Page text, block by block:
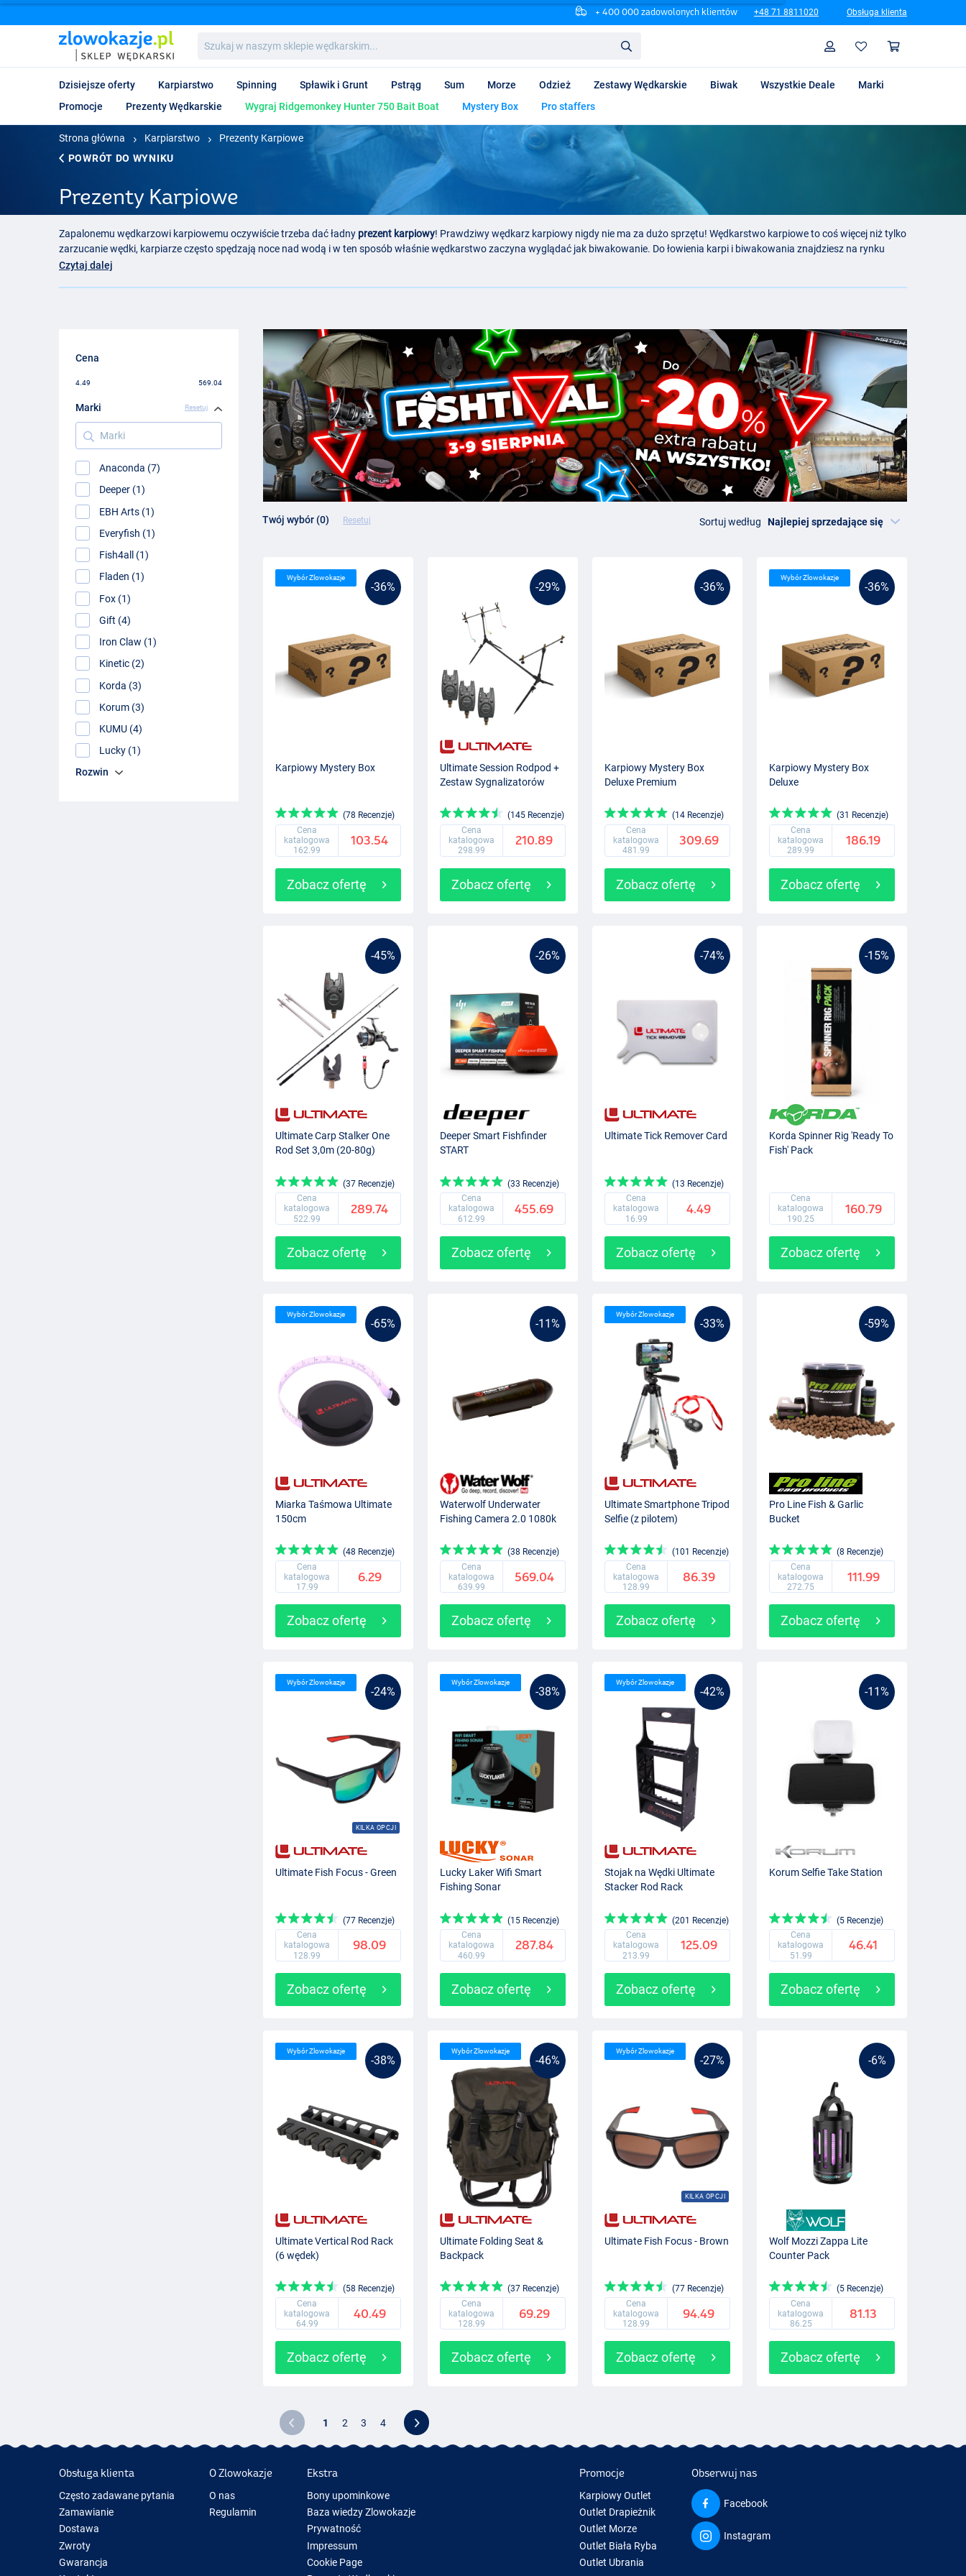
+ 400 000 zadowolonych klientów +48 71 8811020 Obsługa klienta
w
naszym
wędkarskim...
Profil
Dzisiejsze oferty Karpiarstwo Spinning Spławik i Grunt Pstrąg Sum Morze Odzież Zestawy Wędkarskie Biwak Wszystkie Deale
Marki
Promocje
Prezenty Wędkarskie Wygraj Ridgemonkey Hunter 750 Bait Boat Mystery Box Pro staffers
Strona główna Karpiarstwo
Prezenty Karpiowe
POWRÓT DO WYNIKU
Prezenty Karpiowe
Zapalonemu wędkarzowi karpiowemu oczywiście trzeba dać ładny prezent karpiowy! Prawdziwy wędkarz karpiowy nigdy nie ma za dużo sprzętu! Wędkarstwo karpiowe to coś więcej niż tylko
zarzucanie wędki, karpiarze często spędzają noce nad wodą i w ten sposób właśnie wędkarstwo zaczyna wyglądać jak biwakowanie. Do łowienia karpi i biwakowania znajdziesz na rynku
wiele przydatnych akcesoriów i gadżetów.
Gadżety karpiowe
Karpiarz zabiera na łowisko sporo sprzętu. Każdy karpiarz chce biwakować w jak najbardziej komfortowy sposób. Dobre prezenty karpiowe to na przykład takie produkty jak przybory
kuchenne, oświetlenie namiotu lub ładny kombinezon wędkarski. Więc szukasz dla niego miłego prezentu, na przykład na urodziny, dzień ojca, Boże Narodzenie czy św. Mikołaja? Pomyśl więc
o prezencie wędkarskim!
Czytaj dalej
Cena
4.49 569.04
Marki Resetuj
Marki
Anaconda (7)
Deeper (1)
EBH Arts (1)
Everyfish (1)
Fish4all (1)
Fladen (1)
Fox (1)
Gift (4)
Iron Claw (1)
Kinetic (2)
Korda (3)
Korum (3)
KUMU (4)
Lucky (1)
Rozwin
Twój wybór (0) Resetuj Sortuj według
-36%
Wybór Zlowokazje
Karpiowy Mystery Box
(78 Recenzje)
Cena
katalogowa
162.99
103.54
Zobacz ofertę
-29%
Ultimate Session Rodpod +
Zestaw Sygnalizatorów
(145 Recenzje)
Cena
katalogowa
298.99
210.89
Zobacz ofertę
-36%
Karpiowy Mystery Box
Deluxe Premium
(14 Recenzje)
Cena
katalogowa
481.99
309.69
Zobacz ofertę
-36%
Wybór Zlowokazje
Karpiowy Mystery Box
Deluxe
(31 Recenzje)
Cena
katalogowa
289.99
186.19
Zobacz ofertę
-45%
Ultimate Carp Stalker One
Rod Set 3,0m (20-80g)
(37 Recenzje)
Cena
katalogowa
522.99
289.74
Zobacz ofertę
-26%
Deeper Smart Fishfinder
START
(33 Recenzje)
Cena
katalogowa
612.99
455.69
Zobacz ofertę
-74%
Ultimate Tick Remover Card
(13 Recenzje)
Cena
katalogowa
16.99
4.49
Zobacz ofertę
-15%
Korda Spinner Rig 'Ready To
Fish' Pack
Cena
katalogowa
190.25
160.79
Zobacz ofertę
-65%
Wybór Zlowokazje
Miarka Taśmowa Ultimate
150cm
(48 Recenzje)
Cena
katalogowa
17.99
6.29
Zobacz ofertę
-11%
Waterwolf Underwater
Fishing Camera 2.0 1080k
(38 Recenzje)
Cena
katalogowa
639.99
569.04
Zobacz ofertę
-33%
Wybór Zlowokazje
Ultimate Smartphone Tripod
Selfie (z pilotem)
(101 Recenzje)
Cena
katalogowa
128.99
86.39
Zobacz ofertę
-59%
Pro Line Fish & Garlic
Bucket
(8 Recenzje)
Cena
katalogowa
272.75
111.99
Zobacz ofertę
-24%
KILKA OPCJI
Wybór Zlowokazje
Ultimate Fish Focus - Green
(77 Recenzje)
Cena
katalogowa
128.99
98.09
Zobacz ofertę
-38%
Wybór Zlowokazje
Lucky Laker Wifi Smart
Fishing Sonar
(15 Recenzje)
Cena
katalogowa
460.99
287.84
Zobacz ofertę
-42%
Wybór Zlowokazje
Stojak na Wędki Ultimate
Stacker Rod Rack
(201 Recenzje)
Cena
katalogowa
213.99
125.09
Zobacz ofertę
-11%
Korum Selfie Take Station
(5 Recenzje)
Cena
katalogowa
51.99
46.41
Zobacz ofertę
-38%
Wybór Zlowokazje
Ultimate Vertical Rod Rack
(6 wędek)
(58 Recenzje)
Cena
katalogowa
64.99
40.49
Zobacz ofertę
-46%
Wybór Zlowokazje
Ultimate Folding Seat &
Backpack
(37 Recenzje)
Cena
katalogowa
128.99
69.29
Zobacz ofertę
-27%
KILKA OPCJI
Wybór Zlowokazje
Ultimate Fish Focus - Brown
(77 Recenzje)
Cena
katalogowa
128.99
94.49
Zobacz ofertę
-6%
Wolf Mozzi Zappa Lite
Counter Pack
(5 Recenzje)
Cena
katalogowa
86.25
81.13
Zobacz ofertę
1 2 3 4
Obsługa klienta
Często zadawane pytania
Zamawianie
Dostawa
Zwroty
Gwarancja
O Zlowokazje
O nas
Regulamin
Ekstra
Bony upominkowe
Baza wiedzy Zlowokazje
Prywatność
Impressum
Cookie Page
Promocje
Karpiowy Outlet
Outlet Drapieżnik
Outlet Morze
Outlet Biała Ryba
Outlet Ubrania
Obserwuj nas
Facebook
Instagram